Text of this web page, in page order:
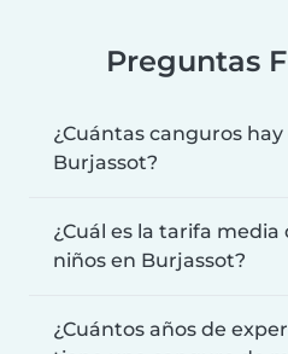
Preguntas
¿Cuántas canguros
Burjassot?
¿Cuál es la tarifa
niños en Burjassot?
¿Cuántos años de